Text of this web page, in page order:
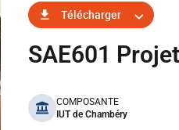
Télécharger
SAE601
benefits
COMPOSANTE
IUT de Chambéry